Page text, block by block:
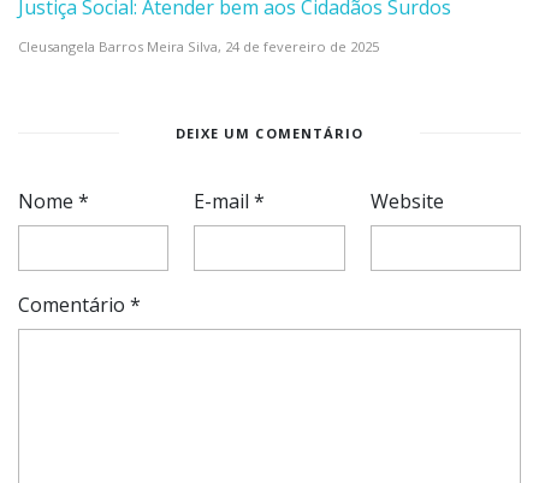
Justiça Social: Atender bem aos Cidadãos Surdos
Cleusangela Barros Meira Silva, 24 de fevereiro de 2025
DEIXE UM COMENTÁRIO
Nome * E-mail* Website
Comentário *